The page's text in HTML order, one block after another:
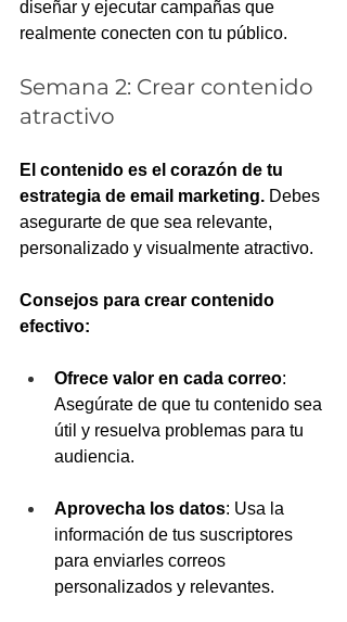
diseñar y ejecutar campañas que
realmente conecten con tu público.
Semana 2: Crear contenido
atractivo
El contenido es el corazón de tu
estrategia de email marketing. Debes
asegurarte de que sea relevante,
personalizado y visualmente atractivo.
Consejos para crear contenido
efectivo:
Ofrece valor en cada correo:
Asegúrate de que tu contenido sea
útil y resuelva problemas para tu
audiencia.
Aprovecha los datos: Usa la
información de tus suscriptores
para enviarles correos
personalizados y relevantes.